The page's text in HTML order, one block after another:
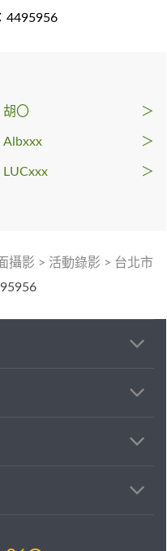
4495956
胡〇 ＞
Albxxx ＞
LUCxxx ＞
攝影 > 活動錄影 > 台北市